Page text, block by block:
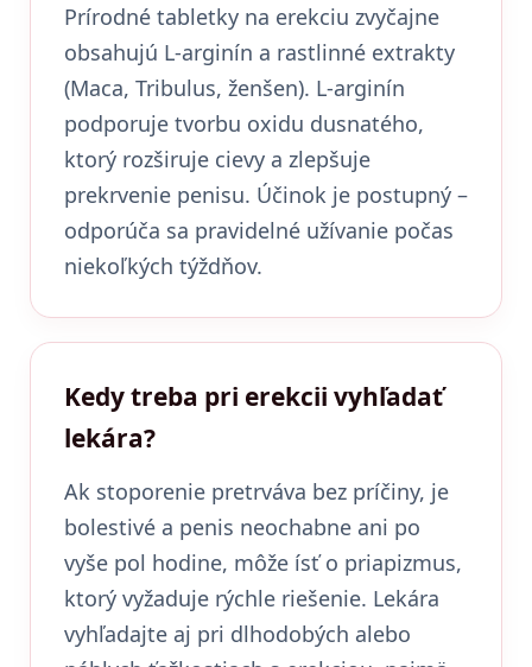
Prírodné tabletky na erekciu zvyčajne
obsahujú L-arginín a rastlinné extrakty
(Maca, Tribulus, ženšen). L-arginín
podporuje tvorbu oxidu dusnatého,
ktorý rozširuje cievy a zlepšuje
prekrvenie penisu. Účinok je postupný –
odporúča sa pravidelné užívanie počas
niekoľkých týždňov.
Kedy treba pri erekcii vyhľadať
lekára?
Ak stoporenie pretrváva bez príčiny, je
bolestivé a penis neochabne ani po
vyše pol hodine, môže ísť o priapizmus,
ktorý vyžaduje rýchle riešenie. Lekára
vyhľadajte aj pri dlhodobých alebo